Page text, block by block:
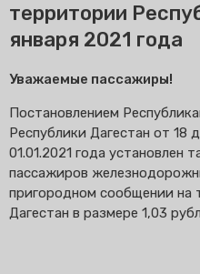
территории
января 2021 года
Уважаемые пассажиры!
Постановлением
Республики Дагестан от
01.01.2021 года установлен
пассажиров
пригородном сообщении на
Дагестан в размере 1,03